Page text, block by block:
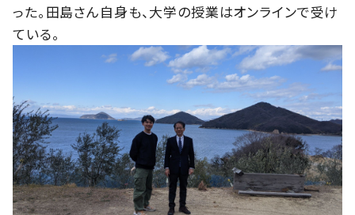
った。田島さん自身も、大学の授業はオンラインで受け
ている。